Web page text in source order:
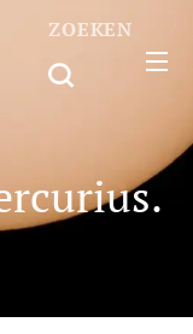
ZOEKEN